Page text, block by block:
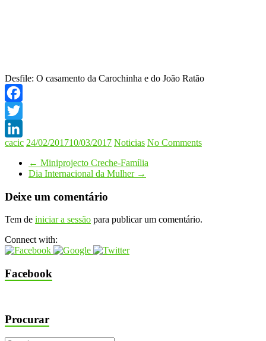
Desfile: O casamento da Carochinha e do João Ratão
Facebook
Twitter
LinkedIn
cacic 24/02/201710/03/2017 Noticias No Comments
← Miniprojecto Creche-Família
Dia Internacional da Mulher →
Deixe um comentário
Tem de iniciar a sessão para publicar um comentário.
Connect with:
Facebook
Procurar